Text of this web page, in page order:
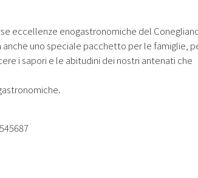
eccellenze enogastronomiche del
uno speciale pacchetto per le famiglie,
i sapori e le abitudini dei nostri antenati che